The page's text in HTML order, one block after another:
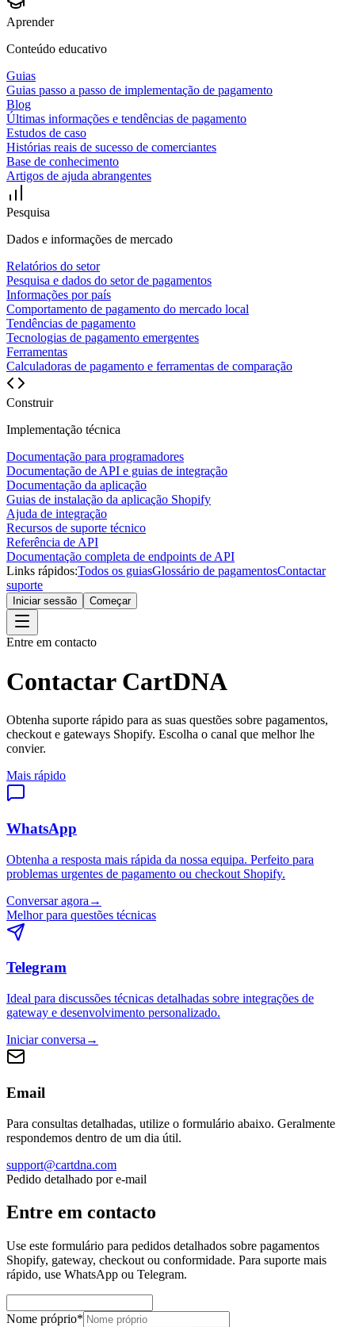
Aprender
Conteúdo educativo
Guias
Guias passo a passo de implementação de pagamento
Blog
Últimas informações e tendências de pagamento
Estudos de caso
Histórias reais de sucesso de comerciantes
Base de conhecimento
Artigos de ajuda abrangentes
Pesquisa
Dados e informações de mercado
Relatórios do setor
Pesquisa e dados do setor de pagamentos
Informações por país
Comportamento de pagamento do mercado local
Tendências de pagamento
Tecnologias de pagamento emergentes
Ferramentas
Calculadoras de pagamento e ferramentas de comparação
Construir
Implementação técnica
Documentação para programadores
Documentação de API e guias de integração
Documentação da aplicação
Guias de instalação da aplicação Shopify
Ajuda de integração
Recursos de suporte técnico
Referência de API
Documentação completa de endpoints de API
Links rápidos:Todos os guiasGlossário de pagamentosContactar
suporte
Iniciar sessão Começar
Entre em contacto
Contactar CartDNA
Obtenha suporte rápido para as suas questões sobre pagamentos,
checkout e gateways Shopify. Escolha o canal que melhor lhe
convier.
Mais rápido
WhatsApp
Obtenha a resposta mais rápida da nossa equipa. Perfeito para
problemas urgentes de pagamento ou checkout Shopify.
Conversar agora →
Melhor para questões técnicas
Telegram
Ideal para discussões técnicas detalhadas sobre integrações de
gateway e desenvolvimento personalizado.
Iniciar conversa →
Email
Para consultas detalhadas, utilize o formulário abaixo. Geralmente
respondemos dentro de um dia útil.
support@cartdna.com
Pedido detalhado por e-mail
Entre em contacto
Use este formulário para pedidos detalhados sobre pagamentos
Shopify, gateway, checkout ou conformidade. Para suporte mais
rápido, use WhatsApp ou Telegram.
Nome próprio*